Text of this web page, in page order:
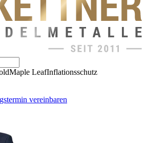
Maple LeafInflationsschutz
vereinbaren